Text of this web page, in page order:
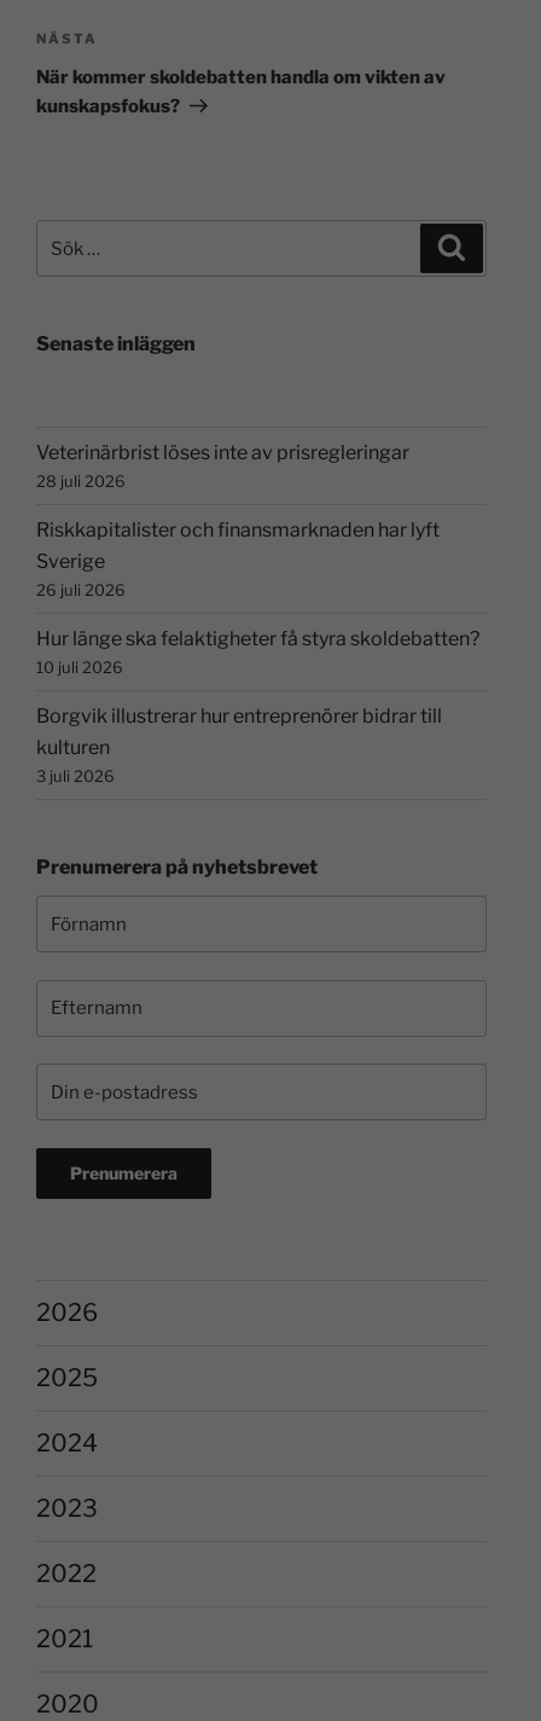
NÄSTA
När kommer skoldebatten handla om vikten av
kunskapsfokus?
Senaste inläggen
Veterinärbrist löses inte av prisregleringar
28 juli 2026
Riskkapitalister och finansmarknaden har lyft
Sverige
26 juli 2026
Hur länge ska felaktigheter få styra skoldebatten?
10 juli 2026
Borgvik illustrerar hur entreprenörer bidrar till
kulturen
3 juli 2026
Prenumerera på nyhetsbrevet
2026
2025
2024
2023
2022
2021
2020